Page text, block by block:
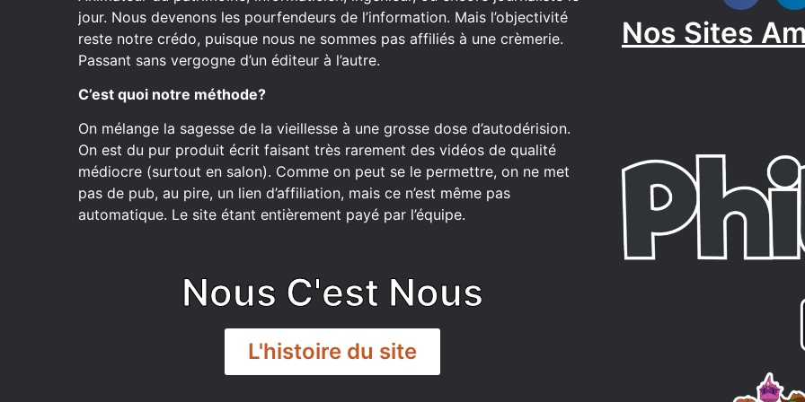
jour. Nous devenons les pourfendeurs de l’information. Mais l’objectivité
reste notre crédo, puisque nous ne sommes pas affiliés à une crèmerie.
Passant sans vergogne d’un éditeur à l’autre.
C’est quoi notre méthode?
On mélange la sagesse de la vieillesse à une grosse dose d’autodérision.
On est du pur produit écrit faisant très rarement des vidéos de qualité
médiocre (surtout en salon). Comme on peut se le permettre, on ne met
pas de pub, au pire, un lien d’affiliation, mais ce n’est même pas
automatique. Le site étant entièrement payé par l’équipe.
Nous C'est Nous
L'histoire du site
Nos Sites